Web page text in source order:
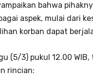
bahwa
aspek, mulai dari
korban dapat
(5/3) pukul 12.00
rincian: